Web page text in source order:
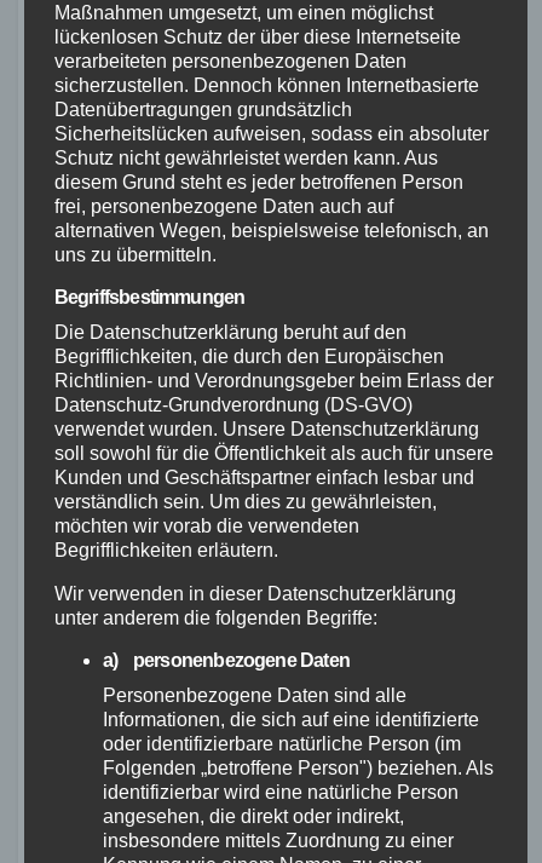
Grip, so dass Sie über unterschiedliche
Oberflächen fahren können, ohne die Kontrolle
zu verlieren. Im Vergleich dazu sind
Cyclocross- und Rennräder mit schmaleren
Reifen ausgestattet, die beim Fahren auf
unbefestigten Wegen weniger stabil und griffig
sind.
und Rennrädern besteht in der Geometrie.
Gravelbikes haben in der Regel eine etwas
aufrechtere Sitzposition, die dem Fahrer mehr
Komfort bietet. Dies ermöglicht längere Fahrten
über verschiedene Terrains, ohne dass der
Fahrer so stark nach vorne gebeugt ist wie auf
einem Rennrad.
Gravelbikes sind also die perfekte Wahl für
Fahrer, die sowohl auf der Straße als auch im
Gelände unterwegs sein möchten. Mit ihren
breiteren Reifen und der vielseitigeren
Geometrie bieten sie Komfort und Kontrolle bei
unterschiedlichen Bedingungen und
Untergründen.
Maßnahmen umgesetzt, um einen möglichst
lückenlosen Schutz der über diese Internetseite
verarbeiteten personenbezogenen Daten
sicherzustellen. Dennoch können Internetbasierte
Datenübertragungen grundsätzlich
Sicherheitslücken aufweisen, sodass ein absoluter
Schutz nicht gewährleistet werden kann. Aus
diesem Grund steht es jeder betroffenen Person
frei, personenbezogene Daten auch auf
alternativen Wegen, beispielsweise telefonisch, an
uns zu übermitteln.
Begriffsbestimmungen
Die Datenschutzerklärung beruht auf den
Begrifflichkeiten, die durch den Europäischen
Richtlinien- und Verordnungsgeber beim Erlass der
Datenschutz-Grundverordnung (DS-GVO)
verwendet wurden. Unsere Datenschutzerklärung
soll sowohl für die Öffentlichkeit als auch für unsere
Kunden und Geschäftspartner einfach lesbar und
verständlich sein. Um dies zu gewährleisten,
möchten wir vorab die verwendeten
Begrifflichkeiten erläutern.
Wir verwenden in dieser Datenschutzerklärung
unter anderem die folgenden Begriffe:
a) personenbezogene Daten
Personenbezogene Daten sind alle
Informationen, die sich auf eine identifizierte
oder identifizierbare natürliche Person (im
Folgenden „betroffene Person") beziehen. Als
identifizierbar wird eine natürliche Person
angesehen, die direkt oder indirekt,
insbesondere mittels Zuordnung zu einer